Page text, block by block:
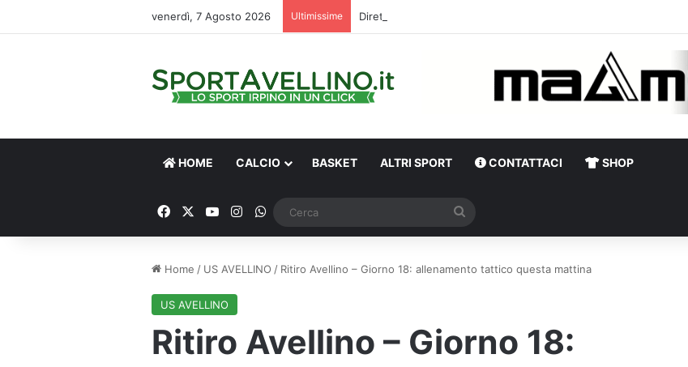
venerdì, 7 Agosto 2026 Ultimissime Diretta Calciomercato Avellino e Serie B, trattative e ufficialità
HOME CALCIO BASKET ALTRI SPORT CONTATTACI SHOP
FacebookYou TubeInstagram
WhatsApp
Home / US AVELLINO / Ritiro Avellino – Giorno 18: allenamento tattico questa mattina
US AVELLINO
Ritiro Avellino – Giorno 18: